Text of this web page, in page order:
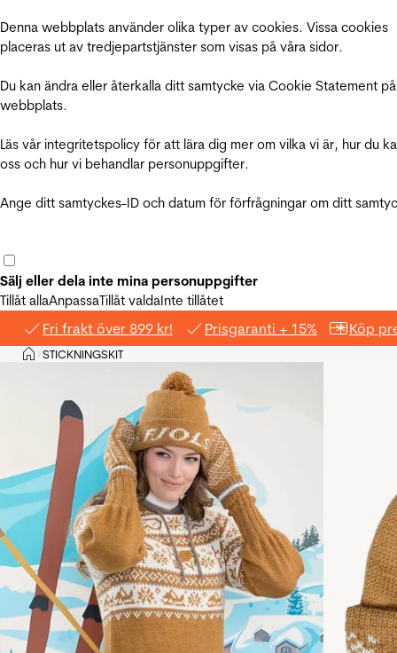
Denna webbplats använder olika typer av cookies. Vissa cookies
placeras ut av tredjepartstjänster som visas på våra sidor.
Du kan ändra eller återkalla ditt samtycke via Cookie Statement
webbplats.
Läs vår integritetspolicy för att lära dig mer om vilka vi är, hur du
oss och hur vi behandlar personuppgifter.
Ange ditt samtyckes-ID och datum för förfrågningar om ditt
Sälj eller dela inte mina personuppgifter
Tillåt allaAnpassaTillåt valdaInte tillåtet
Fri frakt över 899 kr! Prisgaranti + 15% Köp
Hem
>STICKNINGSKIT